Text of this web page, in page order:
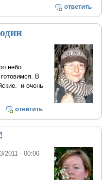
ответить
небо
В
и очень
ответить
2011 - 00:06